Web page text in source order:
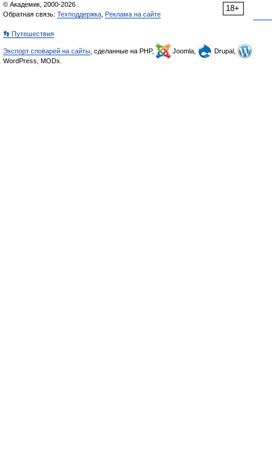
18+
© Академик, 2000-2026
Обратная связь: Техподдержка Реклама на сайте
👣 Путешествия
Экспорт словарей на сайты , сделанные на PHP, Joomla,
Drupal,
WordPress, MODx.